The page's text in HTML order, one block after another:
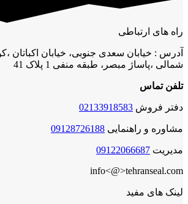
راه های ارتباطی
آدرس : خیابان سعدی جنوبی، خیابان اکباتان
شمالی ،پاساژ مبصر، طبقه منفی 1 پلاک 41
تلفن تماس
دفتر فروش 02133918583
مشاوره و راهنمایی 09128726188
مدیریت 09122066687
info<@>tehranseal.com
لینک های مفید